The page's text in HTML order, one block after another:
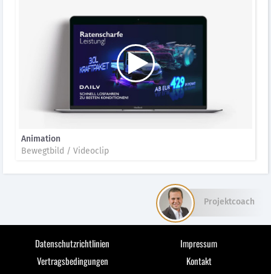
Animation
Bewegtbild / Videoclip
Datenschutzrichtlinien
Impressum
Vertragsbedingungen
Kontakt
Projektcoach